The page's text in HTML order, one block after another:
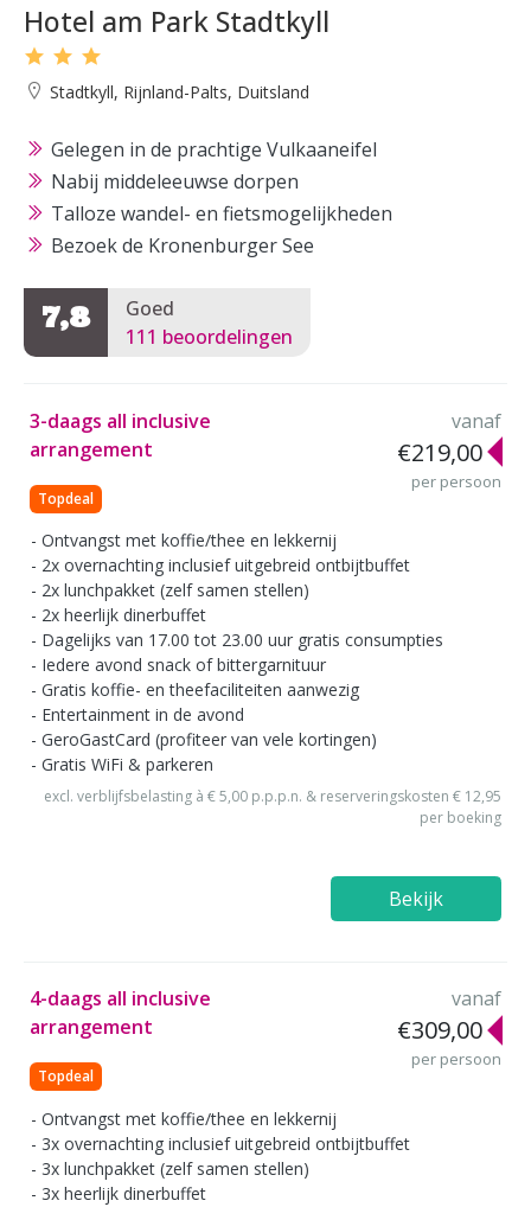
Hotel am Park Stadtkyll
Stadtkyll, Rijnland-Palts, Duitsland
Gelegen in de prachtige Vulkaaneifel
Nabij middeleeuwse dorpen
Talloze wandel- en fietsmogelijkheden
Bezoek de Kronenburger See
7,8
Goed
111 beoordelingen
3-daags all inclusive
arrangement
Topdeal
vanaf
€219,00
per persoon
Ontvangst met koffie/thee en lekkernij
2x overnachting inclusief uitgebreid ontbijtbuffet
2x lunchpakket (zelf samen stellen)
2x heerlijk dinerbuffet
Dagelijks van 17.00 tot 23.00 uur gratis consumpties
Iedere avond snack of bittergarnituur
Gratis koffie- en theefaciliteiten aanwezig
Entertainment in de avond
GeroGastCard (profiteer van vele kortingen)
Gratis WiFi & parkeren
excl. verblijfsbelasting à € 5,00 p.p.p.n. & reserveringskosten € 12,95
per boeking
Bekijk
4-daags all inclusive
arrangement
Topdeal
vanaf
€309,00
per persoon
Ontvangst met koffie/thee en lekkernij
3x overnachting inclusief uitgebreid ontbijtbuffet
3x lunchpakket (zelf samen stellen)
3x heerlijk dinerbuffet